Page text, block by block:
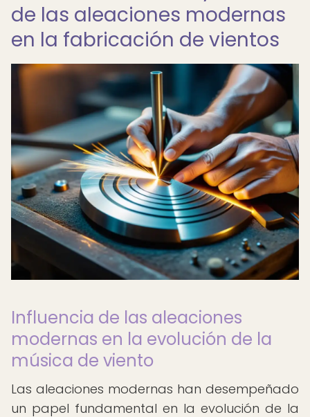
de las aleaciones modernas
en la fabricación de vientos
Influencia de las aleaciones
modernas en la evolución de la
música de viento
Las aleaciones modernas han desempeñado
un papel fundamental en la evolución de la